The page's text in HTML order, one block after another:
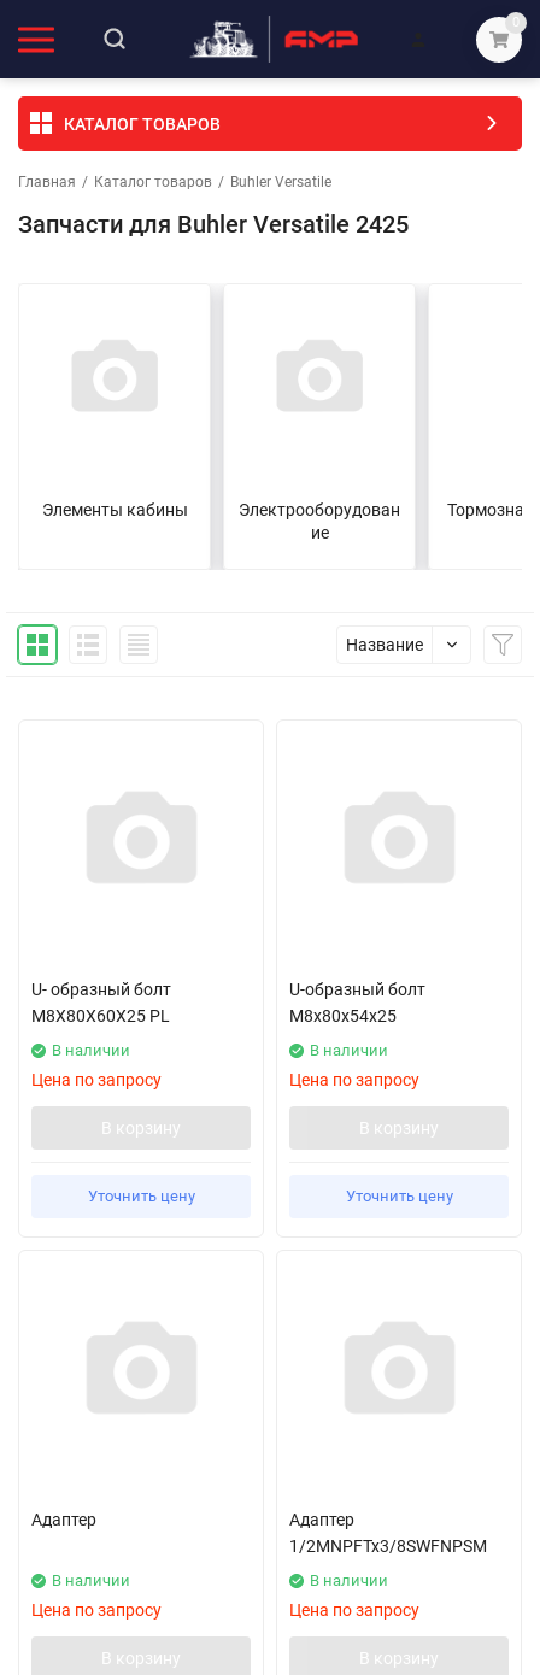
0
КАТАЛОГ ТОВАРОВ
Главная / Каталог товаров / Buhler Versatile
Запчасти для Buhler Versatile 2425
Элементы кабины
Электрооборудован
ие
Тормозная
Название
U- образный болт
M8X80X60X25 PL
В наличии
Цена по запросу
В корзину
Уточнить цену
U-образный болт
М8x80x54x25
В наличии
Цена по запросу
В корзину
Уточнить цену
Адаптер
В наличии
Цена по запросу
В корзину
Адаптер
1/2MNPFTx3/8SWFNPSM
В наличии
Цена по запросу
В корзину